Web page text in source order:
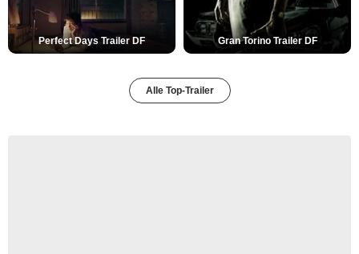
Perfect Days Trailer DF Gran Torino Trailer DF
Alle Top-Trailer